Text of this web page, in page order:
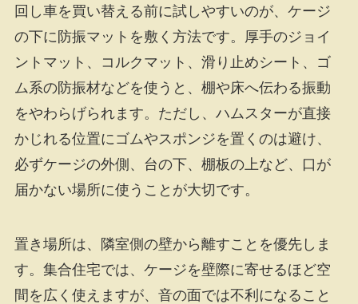
回し車を買い替える前に試しやすいのが、ケージ
の下に防振マットを敷く方法です。厚手のジョイ
ントマット、コルクマット、滑り止めシート、ゴ
ム系の防振材などを使うと、棚や床へ伝わる振動
をやわらげられます。ただし、ハムスターが直接
かじれる位置にゴムやスポンジを置くのは避け、
必ずケージの外側、台の下、棚板の上など、口が
届かない場所に使うことが大切です。
置き場所は、隣室側の壁から離すことを優先しま
す。集合住宅では、ケージを壁際に寄せるほど空
間を広く使えますが、音の面では不利になること